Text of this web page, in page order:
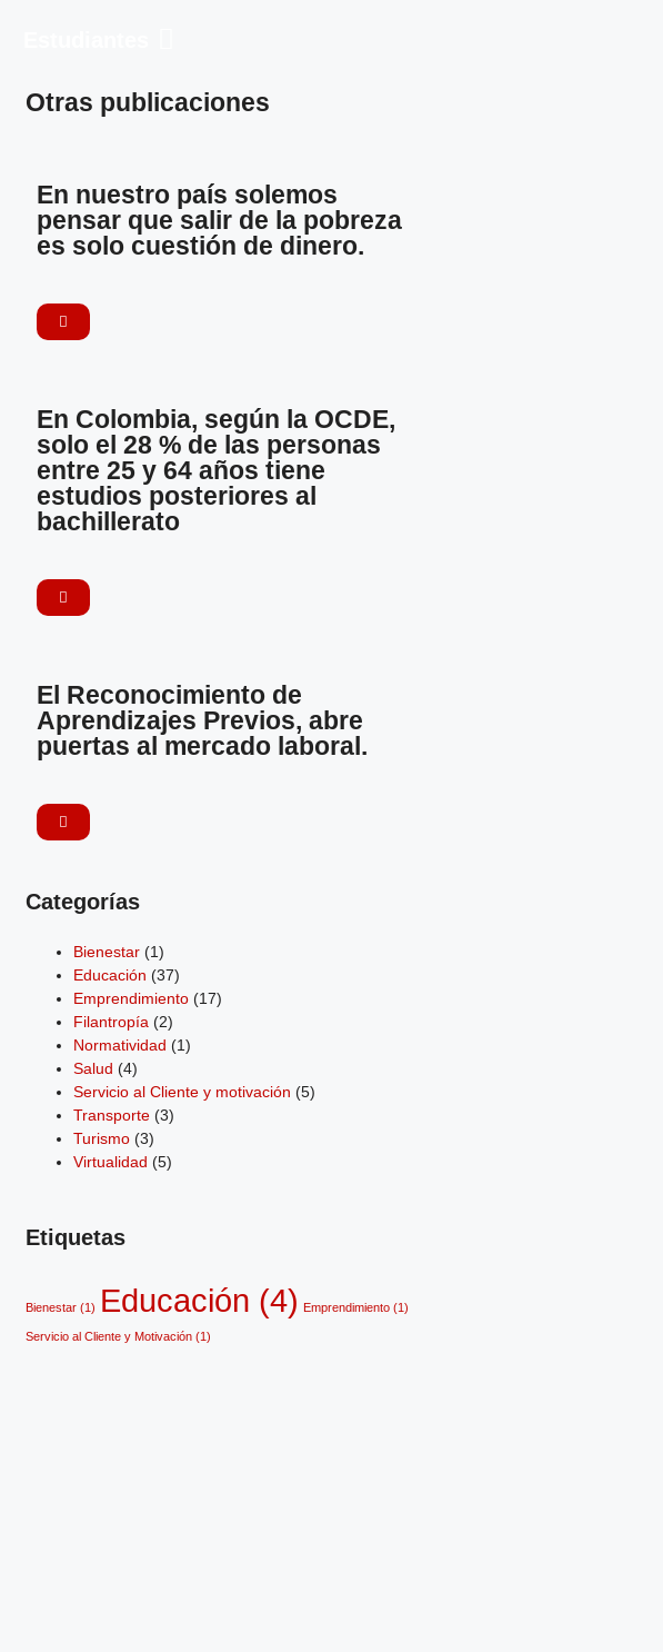
Otras publicaciones
En nuestro país solemos
pensar que salir de la pobreza
es solo cuestión de dinero.
En Colombia, según la OCDE,
solo el 28 % de las personas
entre 25 y 64 años tiene
estudios posteriores al
bachillerato
El Reconocimiento de
Aprendizajes Previos, abre
puertas al mercado laboral.
Categorías
Bienestar (1)
Educación (37)
Emprendimiento (17)
Filantropía (2)
Normatividad (1)
Salud (4)
Servicio al Cliente y motivación (5)
Transporte (3)
Turismo (3)
Virtualidad (5)
Etiquetas
Bienestar(1) Educación (4) Emprendimiento(1)
Servicio al Cliente y Motivación(1)